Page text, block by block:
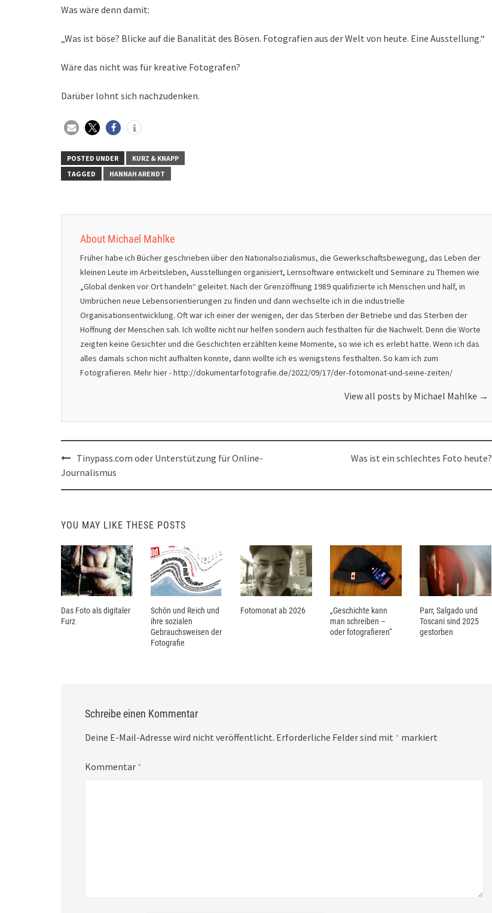
Was wäre denn damit:
„Was ist böse? Blicke auf die Banalität des Bösen. Fotografien aus der Welt von heute. Eine Ausstellung.“
Wäre das nicht was für kreative Fotografen?
Darüber lohnt sich nachzudenken.
POSTED UNDER
KURZ & KNAPP
TAGGED
HANNAH ARENDT
About Michael Mahlke
Früher habe ich Bücher geschrieben über den Nationalsozialismus, die Gewerkschaftsbewegung, das Leben der
kleinen Leute im Arbeitsleben, Ausstellungen organisiert, Lernsoftware entwickelt und Seminare zu Themen wie
„Global denken vor Ort handeln“ geleitet. Nach der Grenzöffnung 1989 qualifizierte ich Menschen und half, in
Umbrüchen neue Lebensorientierungen zu finden und dann wechselte ich in die industrielle
Organisationsentwicklung. Oft war ich einer der wenigen, der das Sterben der Betriebe und das Sterben der
Hoffnung der Menschen sah. Ich wollte nicht nur helfen sondern auch festhalten für die Nachwelt. Denn die Worte
zeigten keine Gesichter und die Geschichten erzählten keine Momente, so wie ich es erlebt hatte. Wenn ich das
alles damals schon nicht aufhalten konnte, dann wollte ich es wenigstens festhalten. So kam ich zum
Fotografieren. Mehr hier - http://dokumentarfotografie.de/2022/09/17/der-fotomonat-und-seine-zeiten/
View all posts by Michael Mahlke →
Post
navigation
Tinypass.com oder Unterstützung für Online-
Journalismus
Was ist ein schlechtes Foto heute?
YOU MAY LIKE THESE POSTS
Das Foto als digitaler
Furz
Schön und Reich und
ihre sozialen
Gebrauchsweisen der
Fotografie
Fotomonat ab 2026
„Geschichte kann
man schreiben –
oder fotografieren“
Parr, Salgado und
Toscani sind 2025
gestorben
Schreibe einen Kommentar
Deine E-Mail-Adresse wird nicht veröffentlicht. Erforderliche Felder sind mit * markiert
Kommentar *